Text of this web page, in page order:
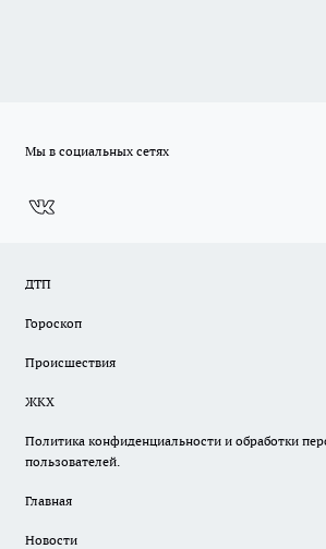
Мы в социальных сетях
ДТП
Гороскоп
Происшествия
ЖКХ
Политика конфиденциальности и обработки
пользователей.
Главная
Новости